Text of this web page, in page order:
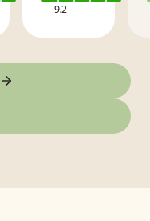
9.2